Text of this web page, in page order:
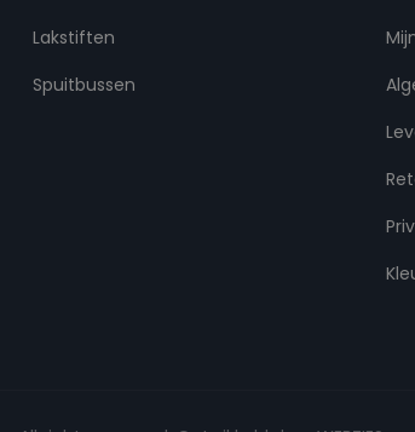
Lakstiften
Spuitbussen